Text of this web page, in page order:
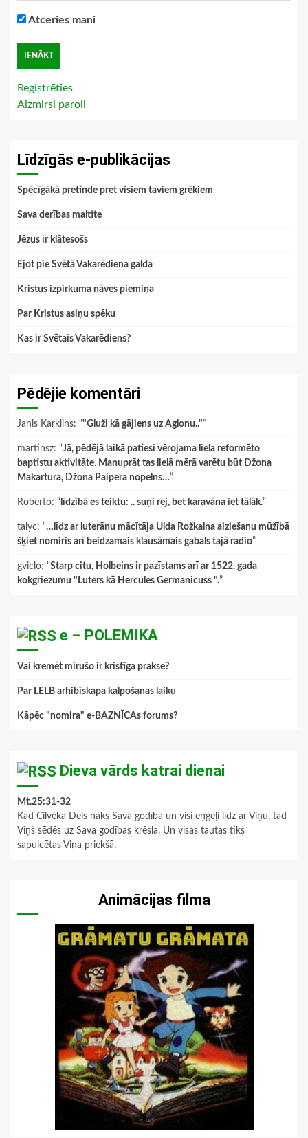
Atceries mani
Reģistrēties
Aizmirsi paroli
Līdzīgās e-publikācijas
Spēcīgākā pretinde pret visiem taviem grēkiem
Sava derības maltīte
Jēzus ir klātesošs
Ejot pie Svētā Vakarēdiena galda
Kristus izpirkuma nāves piemiņa
Par Kristus asiņu spēku
Kas ir Svētais Vakarēdiens?
Pēdējie komentāri
Janis Karklins: “"Gluži kā gājiens uz Aglonu.."”
martinsz: “Jā, pēdējā laikā patiesi vērojama liela reformēto
baptistu aktivitāte. Manuprāt tas lielā mērā varētu būt Džona
Makartura, Džona Paipera nopelns…”
Roberto: “ līdzībā es teiktu: .. suņi rej, bet karavāna iet tālāk.”
talyc: “…līdz ar luterāņu mācītāja Ulda Rožkalna aiziešanu mūžībā
šķiet nomiris arī beidzamais klausāmais gabals tajā radio”
gviclo: “Starp citu, Holbeins ir pazīstams arī ar 1522. gada
kokgriezumu "Luters kā Hercules Germanicuss ".”
e – POLEMIKA
Vai kremēt mirušo ir kristīga prakse?
Par LELB arhibīskapa kalpošanas laiku
Kāpēc "nomira" e-BAZNĪCAs forums?
Dieva vārds katrai dienai
Mt.25:31-32
Kad Cilvēka Dēls nāks Savā godībā un visi eņģeļi līdz ar Viņu, tad
Viņš sēdēs uz Sava godības krēsla. Un visas tautas tiks
sapulcētas Viņa priekšā.
Animācijas filma